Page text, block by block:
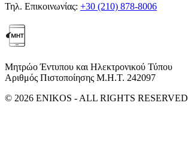
Τηλ. Επικοινωνίας: +30 (210) 878-8006
Μητρώο Έντυπου και Ηλεκτρονικού Τύπου
Αριθμός Πιστοποίησης Μ.Η.Τ. 242097
© 2026 ENIKOS - ALL RIGHTS RESERVED